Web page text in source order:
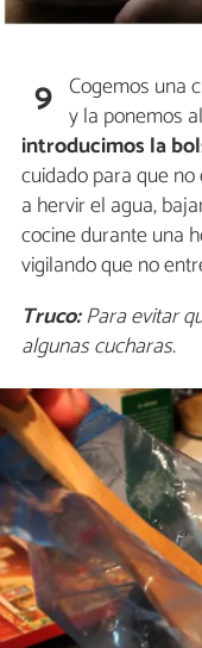
9 Cogemos una
y la ponemos
introducimos la
cuidado para que
a hervir el agua,
cocine durante una
vigilando que no
Truco:Para evitar
algunas cucharas.